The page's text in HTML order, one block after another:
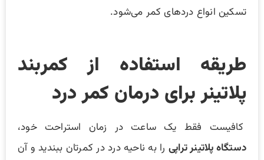
تسکین انواع دردهای کمر می‌شود.
طریقه استفاده از کمربند
پلاتینر برای درمان کمر درد
کافیست فقط یک ساعت در زمان استراحت خود،
دستگاه پلاتینر تراپی را به ناحیه درد در کمرتان ببندید و آن